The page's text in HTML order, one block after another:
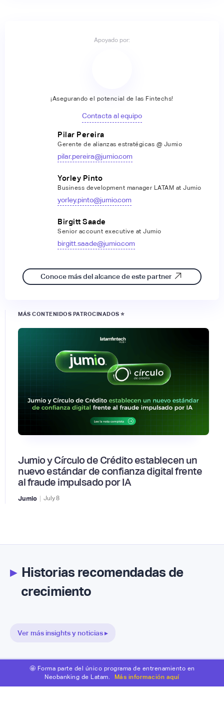
Apoyado por:
¡Asegurando el potencial de las Fintechs!
Contacta al equipo
Pilar Pereira
Gerente de alianzas estratégicas @ Jumio
pilar.pereira@jumio.com
Yorley Pinto
Business development manager LATAM at Jumio
yorley.pinto@jumio.com
Birgitt Saade
Senior account executive at Jumio
birgitt.saade@jumio.com
Conoce más del alcance de este partner
MÁS CONTENIDOS PATROCINADOS ⭐
Jumio y Círculo de Crédito establecen un
nuevo estándar de confianza digital frente
al fraude impulsado por IA
Jumio | July8
▸Historias recomendadas de
crecimiento
Ver más insights y noticias ▸
🤩 Forma parte del único programa de entrenamiento en
Neobanking de Latam.
Más información aquí